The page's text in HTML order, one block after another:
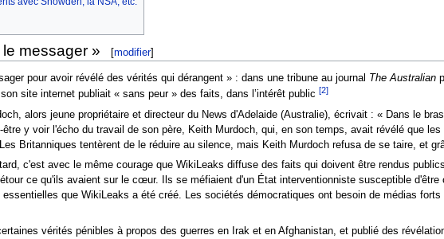
messager » [modifier]
pour avoir révélé des vérités qui dérangent » : dans une tribune au journal The Australian
site internet publiait « sans peur » des faits, dans l’intérêt public [2]
alors jeune propriétaire et directeur du News d'Adelaide (Australie), écrivait : « Dans le
y voir l'écho du travail de son père, Keith Murdoch, qui, en son temps, avait révélé que
Britanniques tentèrent de le réduire au silence, mais Keith Murdoch refusa de se taire, et
c'est avec le même courage que WikiLeaks diffuse des faits qui doivent être rendus
ce qu'ils avaient sur le cœur. Ils se méfiaient d'un État interventionniste susceptible
que WikiLeaks a été créé. Les sociétés démocratiques ont besoin de médias
vérités pénibles à propos des guerres en Irak et en Afghanistan, et publié des